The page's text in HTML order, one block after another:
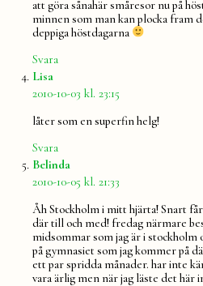
att göra sånahär småresor nu på
minnen som man kan plocka fram
deppiga höstdagarna
Svara
Lisa
2010-10-03 kl. 23:15
låter som en superfin helg!
Svara
Belinda
2010-10-05 kl. 21:33
Åh Stockholm i mitt hjärta! Snart
där till och med! fredag närmare
midsommar som jag är i stockholm
på gymnasiet som jag kommer på
ett par spridda månader. har inte
vara ärlig men när jag läste det här